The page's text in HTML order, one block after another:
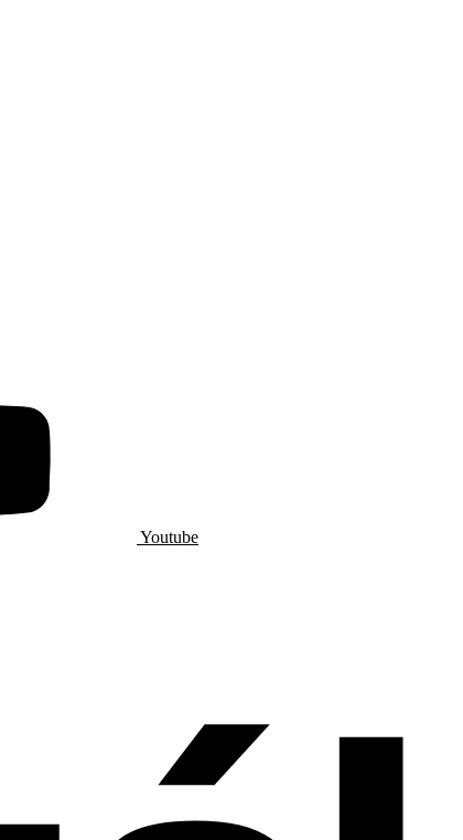
Youtube